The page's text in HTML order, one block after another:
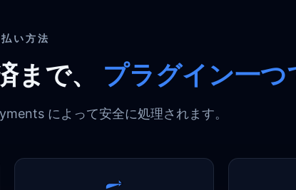
い方法
で、 プラグイン一つ
によって安全に処理されます。